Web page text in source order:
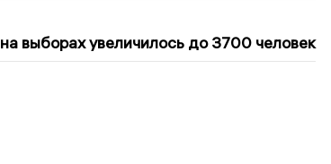
выборах увеличилось до 3700 человек